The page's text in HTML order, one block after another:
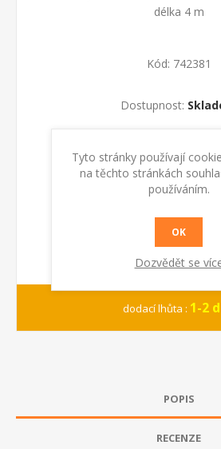
délka 4 m
Kód: 742381
Dostupnost:
dodací lhůta : 1-2
POPIS
RECENZE
Tyto stránky používají
na těchto stránkách
používáním.
OK
Dozvědět se